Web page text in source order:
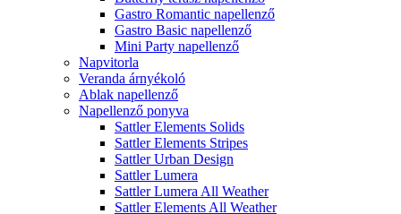
Gastro Romantic napellenző
Gastro Basic napellenző
Mini Party napellenző
Napvitorla
Veranda árnyékoló
Ablak napellenző
Napellenző ponyva
Sattler Elements Solids
Sattler Elements Stripes
Sattler Urban Design
Sattler Lumera
Sattler Lumera All Weather
Sattler Elements All Weather